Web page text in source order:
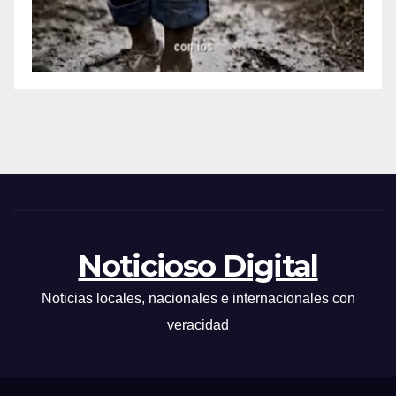
Noticioso Digital
Noticias locales, nacionales e internacionales con
veracidad